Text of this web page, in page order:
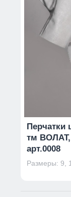
Перчатки
тм ВОЛАТ,
арт.0008
Размеры: 9,